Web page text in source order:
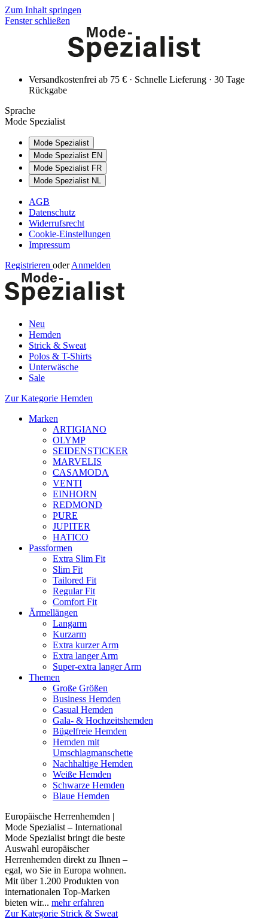
Zum Inhalt springen
Fenster schließen
Versandkostenfrei ab 75 € · Schnelle Lieferung · 30 Tage
Rückgabe
Sprache
Mode Spezialist
Mode Spezialist
Mode Spezialist EN
Mode Spezialist FR
Mode Spezialist NL
AGB
Datenschutz
Widerrufsrecht
Cookie-Einstellungen
Impressum
Registrieren oder Anmelden
Neu
Hemden
Strick & Sweat
Polos & T-Shirts
Unterwäsche
Sale
Zur Kategorie Hemden
Marken
ARTIGIANO
OLYMP
SEIDENSTICKER
MARVELIS
CASAMODA
VENTI
EINHORN
REDMOND
PURE
JUPITER
HATICO
Passformen
Extra Slim Fit
Slim Fit
Tailored Fit
Regular Fit
Comfort Fit
Ärmellängen
Langarm
Kurzarm
Extra kurzer Arm
Extra langer Arm
Super-extra langer Arm
Themen
Große Größen
Business Hemden
Casual Hemden
Gala- & Hochzeitshemden
Bügelfreie Hemden
Hemden mit
Umschlagmanschette
Nachhaltige Hemden
Weiße Hemden
Schwarze Hemden
Blaue Hemden
Europäische Herrenhemden |
Mode Spezialist – International
Mode Spezialist bringt die beste
Auswahl europäischer
Herrenhemden direkt zu Ihnen –
egal, wo Sie in Europa wohnen.
Mit über 1.200 Produkten von
internationalen Top-Marken
bieten wir... mehr erfahren
Zur Kategorie Strick & Sweat